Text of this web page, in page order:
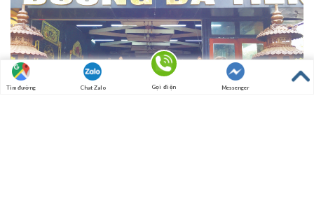
Tìm đường Chat Zalo Gọi điện Messenger